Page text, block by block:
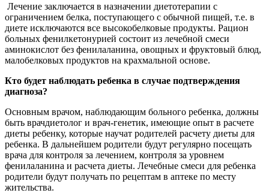
Лечение заключается в назначении диетотерапии с
ограничением белка, поступающего с обычной пищей, т.е. в
диете исключаются все высокобелковые продукты. Рацион
больных фенилкетонурией состоит из лечебной смеси
аминокислот без фенилаланина, овощных и фруктовый блюд,
малобелковых продуктов на крахмальной основе.
Кто будет наблюдать ребенка в случае подтверждения
диагноза?
Основным врачом, наблюдающим больного ребенка, должны
быть врачдиетолог и врач-генетик, имеющие опыт в расчете
диеты ребенку, которые научат родителей расчету диеты для
ребенка. В дальнейшем родители будут регулярно посещать
врача для контроля за лечением, контроля за уровнем
фенилаланина и расчета диеты. Лечебные смеси для ребенка
родители будут получать по рецептам в аптеке по месту
жительства.